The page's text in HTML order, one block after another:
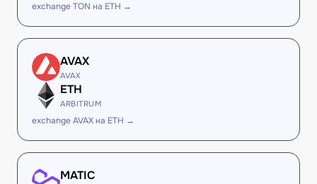
exchange TON на ETH →
AVAX
AVAX
ETH
ARBITRUM
exchange AVAX на ETH →
MATIC